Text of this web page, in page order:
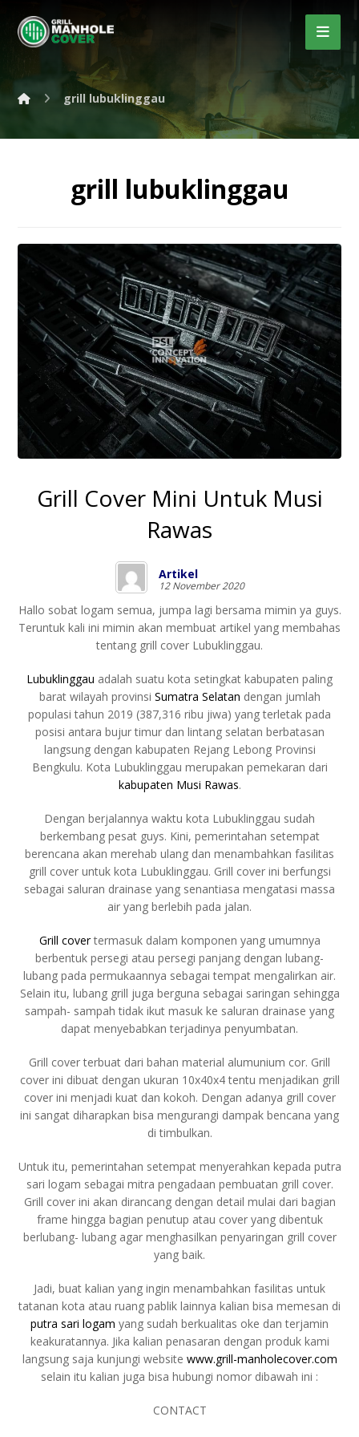
grill lubuklinggau
grill lubuklinggau
Grill Cover Mini Untuk Musi
Rawas
Artikel
12 November 2020
Hallo sobat logam semua, jumpa lagi bersama mimin ya guys.
Teruntuk kali ini mimin akan membuat artikel yang membahas
tentang grill cover Lubuklinggau.
Lubuklinggau adalah suatu kota setingkat kabupaten paling
barat wilayah provinsi Sumatra Selatan dengan jumlah
populasi tahun 2019 (387,316 ribu jiwa) yang terletak pada
posisi antara bujur timur dan lintang selatan berbatasan
langsung dengan kabupaten Rejang Lebong Provinsi
Bengkulu. Kota Lubuklinggau merupakan pemekaran dari
kabupaten Musi Rawas.
Dengan berjalannya waktu kota Lubuklinggau sudah
berkembang pesat guys. Kini, pemerintahan setempat
berencana akan merehab ulang dan menambahkan fasilitas
grill cover untuk kota Lubuklinggau. Grill cover ini berfungsi
sebagai saluran drainase yang senantiasa mengatasi massa
air yang berlebih pada jalan.
Grill covertermasuk dalam komponen yang umumnya
berbentuk persegi atau persegi panjang dengan lubang-
lubang pada permukaannya sebagai tempat mengalirkan air.
Selain itu, lubang grill juga berguna sebagai saringan sehingga
sampah- sampah tidak ikut masuk ke saluran drainase yang
dapat menyebabkan terjadinya penyumbatan.
Grill cover terbuat dari bahan material alumunium cor. Grill
cover ini dibuat dengan ukuran 10x40x4 tentu menjadikan grill
cover ini menjadi kuat dan kokoh. Dengan adanya grill cover
ini sangat diharapkan bisa mengurangi dampak bencana yang
di timbulkan.
Untuk itu, pemerintahan setempat menyerahkan kepada putra
sari logam sebagai mitra pengadaan pembuatan grill cover.
Grill cover ini akan dirancang dengan detail mulai dari bagian
frame hingga bagian penutup atau cover yang dibentuk
berlubang- lubang agar menghasilkan penyaringan grill cover
yang baik.
Jadi, buat kalian yang ingin menambahkan fasilitas untuk
tatanan kota atau ruang pablik lainnya kalian bisa memesan di
putra sari logam yang sudah berkualitas oke dan terjamin
keakuratannya. Jika kalian penasaran dengan produk kami
langsung saja kunjungi website www.grill-manholecover.com
selain itu kalian juga bisa hubungi nomor dibawah ini :
CONTACT